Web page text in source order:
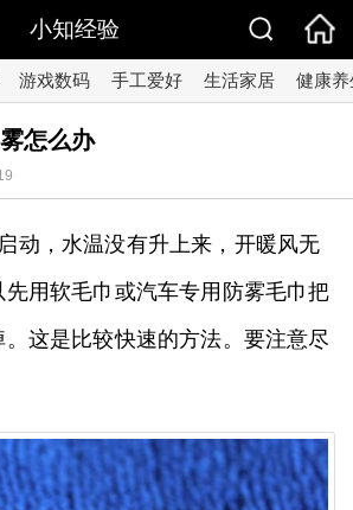
小知经验
游戏数码 手工爱好 生活家居 健康养
怎么办
动，水温没有升上来，开暖风无
用软毛巾或汽车专用防雾毛巾把
这是比较快速的方法。要注意尽